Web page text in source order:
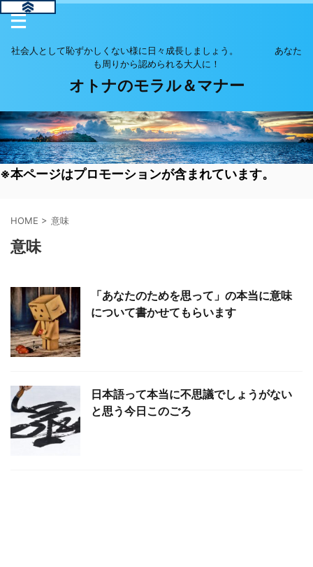
社会人として恥ずかしくない様に日々成長しましょう。 あなた
も周りから認められる大人に！
オトナのモラル＆マナー
※本ページはプロモーションが含まれています。
HOME > 意味
意味
「あなたのためを思って」の本当に意味
について書かせてもらいます
日本語って本当に不思議でしょうがない
と思う今日このごろ